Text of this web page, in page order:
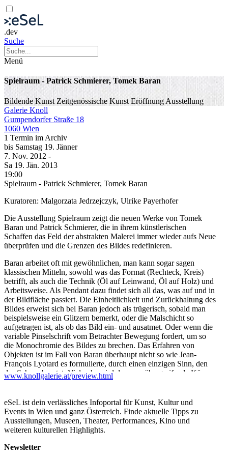
.dev
Suche
Menü
Spielraum - Patrick Schmierer, Tomek Baran
Bildende Kunst Zeitgenössische Kunst Eröffnung Ausstellung
Galerie Knoll
Gumpendorfer Straße 18
1060 Wien
1 Termin im Archiv
bis Samstag 19. Jänner
7. Nov. 2012 -
Sa 19. Jän. 2013
19:00
Spielraum - Patrick Schmierer, Tomek Baran
Kuratoren: Malgorzata Jedrzejczyk, Ulrike Payerhofer
Die Ausstellung Spielraum zeigt die neuen Werke von Tomek
Baran und Patrick Schmierer, die in ihrem künstlerischen
Schaffen das Feld der abstrakten Malerei immer wieder aufs Neue
überprüfen und die Grenzen des Bildes redefinieren.
Baran arbeitet oft mit gewöhnlichen, man kann sogar sagen
klassischen Mitteln, sowohl was das Format (Rechteck, Kreis)
betrifft, als auch die Technik (Öl auf Leinwand, Öl auf Holz) und
Arbeitsweise. Als Pendant dazu findet sich all das, was auf und in
der Bildfläche passiert. Die Einheitlichkeit und Zurückhaltung des
Bildes erweist sich bei Baran jedoch als trügerisch, sobald man
beispielsweise ein Glitzern bemerkt, oder die Malschicht so
aufgetragen ist, als ob das Bild ein- und ausatmet. Oder wenn die
variable Pinselschrift vom Betrachter Bewegung fordert, um so
die Monochromie des Bildes zu brechen. Das Erfahren von
Objekten ist im Fall von Baran überhaupt nicht so wie Jean-
François Lyotard es formulierte, durch einen einzigen Sinn, den
des Sehens besetzt. Vielmehr wird der raumübergreifende Körper
angesprochen. Die Körper-Bild Beziehung erscheint in seiner
das Auge verführt werden soll. Der Betrachter ist aufgefordert
sich in den gesamten Akt der Bildwerdung hineinzuversetzen.
Zerknittern, falten, verkleben, mit Farbe übergießen - all diese
teils mit Gewalt unterfütterten Prozesse führen Baran zu seinen
Werken, die wie Komplizen agieren. Der Betrachter ist im Bild,
sagte schon vor einigen Jahren Wolfgang Kemp. Bezugnehmend
www.knollgalerie.at/preview.html
eSeL ist dein verlässliches Infoportal für Kunst, Kultur und
Events in Wien und ganz Österreich. Finde aktuelle Tipps zu
Ausstellungen, Museen, Theater, Performances, Kino und
weiteren kulturellen Highlights.
Newsletter